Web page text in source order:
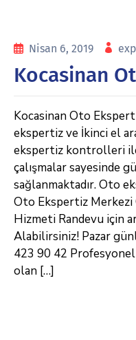
Nisan 6, 2019
Kocasinan
Kocasinan Oto
ekspertiz ve İkinci el
ekspertiz kontrolleri
çalışmalar sayesinde
sağlanmaktadır. Oto
Oto Ekspertiz
Hizmeti Randevu için
Alabilirsiniz! Pazar
423 90 42
olan […]